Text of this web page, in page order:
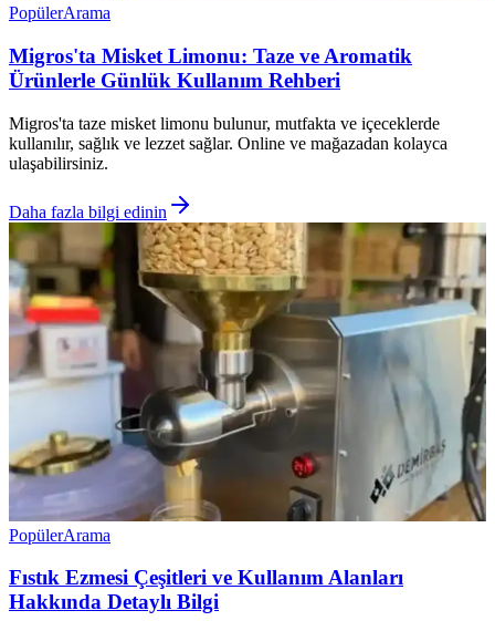
PopülerArama
Migros'ta Misket Limonu: Taze ve Aromatik
Ürünlerle Günlük Kullanım Rehberi
Migros'ta taze misket limonu bulunur, mutfakta ve içeceklerde
kullanılır, sağlık ve lezzet sağlar. Online ve mağazadan kolayca
ulaşabilirsiniz.
Daha fazla bilgi edinin
PopülerArama
Fıstık Ezmesi Çeşitleri ve Kullanım Alanları
Hakkında Detaylı Bilgi